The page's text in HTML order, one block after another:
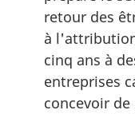
retour des
à
cinq ans à
entreprises
concevoir